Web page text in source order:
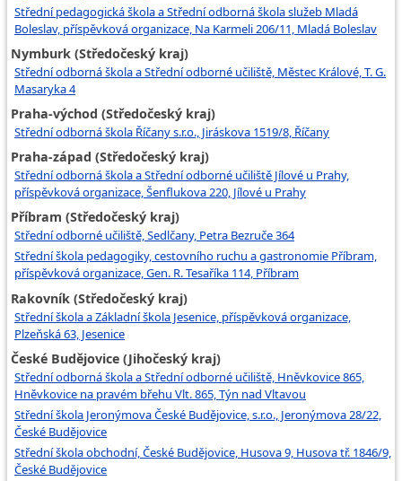
Střední pedagogická škola a Střední odborná škola služeb Mladá
Boleslav, příspěvková organizace, Na Karmeli 206/11, Mladá Boleslav
Nymburk (Středočeský kraj)
Střední odborná škola a Střední odborné učiliště, Městec Králové, T. G.
Masaryka 4
Praha-východ (Středočeský kraj)
Střední odborná škola Říčany s.r.o., Jiráskova 1519/8, Říčany
Praha-západ (Středočeský kraj)
Střední odborná škola a Střední odborné učiliště Jílové u Prahy,
příspěvková organizace, Šenflukova 220, Jílové u Prahy
Příbram (Středočeský kraj)
Střední odborné učiliště, Sedlčany, Petra Bezruče 364
Střední škola pedagogiky, cestovního ruchu a gastronomie Příbram,
příspěvková organizace, Gen. R. Tesaříka 114, Příbram
Rakovník (Středočeský kraj)
Střední škola a Základní škola Jesenice, příspěvková organizace,
Plzeňská 63, Jesenice
České Budějovice (Jihočeský kraj)
Střední odborná škola a Střední odborné učiliště, Hněvkovice 865,
Hněvkovice na pravém břehu Vlt. 865, Týn nad Vltavou
Střední škola Jeronýmova České Budějovice, s.r.o., Jeronýmova 28/22,
České Budějovice
Střední škola obchodní, České Budějovice, Husova 9, Husova tř. 1846/9,
České Budějovice